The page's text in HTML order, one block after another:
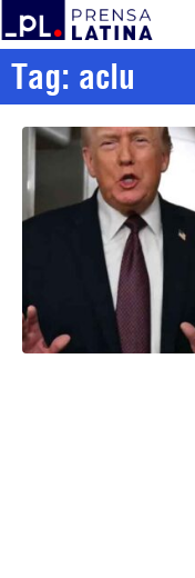
Tag: aclu